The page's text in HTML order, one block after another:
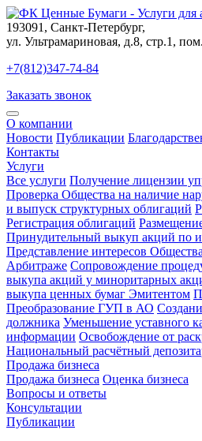
193091 , Санкт-Петербург,
ул. Ультрамариновая, д.8, стр.1,
+7(812)347-74-84
Заказать звонок
О компании
Новости Публикации
Контакты
Услуги
Все услуги Получение лицензии
Проверка Общества на наличие
и выпуск структурных облигаций
Регистрация облигаций
Принудительный выкуп акций по
Представление интересов
Арбитраже Сопровождение
выкупа акций у миноритарных
выкупа ценных бумаг Эмитентом
Преобразование ГУП в АО
должника Уменьшение уставного
информации Освобождение от
Национальный расчётный
Продажа бизнеса
Продажа бизнеса Оценка бизнеса
Вопросы и ответы
Консультации
Публикации